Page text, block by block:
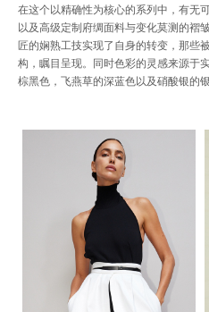
时
间
在这个以精确性为核心的系列中，有无
以及高级定制府绸面料与变化莫测的褶
匠的娴熟工技实现了自身的转变，那些
构，瞩目呈现。同时色彩的灵感来源于
棕黑色，飞燕草的深蓝色以及硝酸银的